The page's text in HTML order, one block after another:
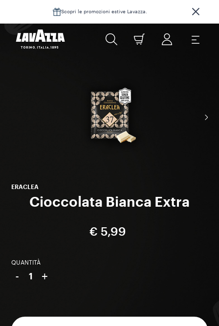
Scopri le promozioni estive Lavazza.
ERACLEA
Cioccolata Bianca Extra
€ 5,99
QUANTITÀ
- 1 +